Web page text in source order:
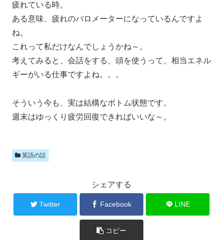
疲れている時。
ある意味、疲れのバロメーターになっているんですよ
ね。
これって私だけなんでしょうかね～。
考えてみると、会話をする、頭を使うって、相当エネル
ギーがいる仕事ですよね。。。
そういう今も、実は結構なボトム状態です。
週末はゆっくり疲労回復できればいいな～。
英語の話
シェアする
Twitter Facebook LINE
コピー